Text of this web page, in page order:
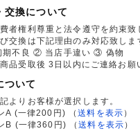
交換について
者権利尊重と法令遵守を約束致
交換は下記理由のみ対応致しま
不良 ② 当店手違い ③ 偽物
品受取後 3日以内にご連絡お願
ついて
よりお客様が選択します。
A (一律200円)
（送料を表示 ）
B (一律360円)
（送料を表示 ）